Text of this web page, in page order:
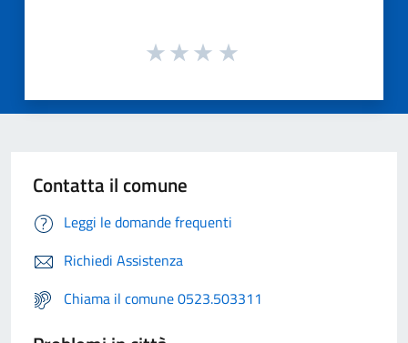
Contatta il comune
Leggi le domande frequenti
Richiedi Assistenza
Chiama il comune 0523.503311